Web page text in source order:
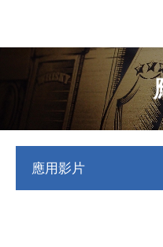
應用影片